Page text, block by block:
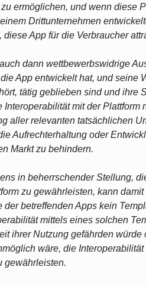
ermöglichen, und wenn diese
Drittunternehmen
App für die Verbraucher
dann wettbewerbswidrige
App entwickelt hat, und seine
tätig geblieben sind und ihre
mit der Plattform
aller relevanten tatsächlichen
Aufrechterhaltung oder
Markt zu behindern.
in beherrschender Stellung,
zu gewährleisten, kann damit
betreffenden Apps kein
mittels eines solchen
ihrer Nutzung gefährden würde
wäre, die
gewährleisten.